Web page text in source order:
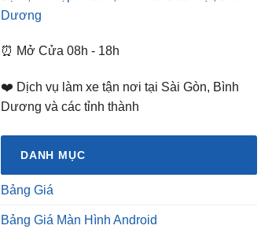
Dương
⏰ Mở Cửa 08h - 18h
❤️ Dịch vụ làm xe tận nơi tại Sài Gòn, Bình
Dương và các tỉnh thành
DANH MỤC
Bảng Giá
Bảng Giá Màn Hình Android